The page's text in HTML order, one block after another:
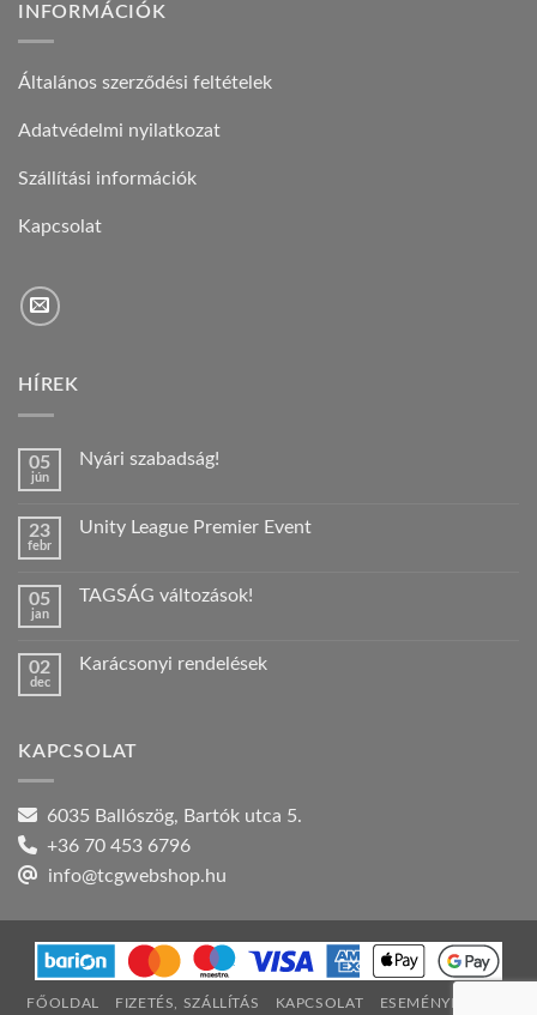
INFORMÁCIÓK
Általános szerződési feltételek
Adatvédelmi nyilatkozat
Szállítási információk
Kapcsolat
HÍREK
05
jún
Nyári szabadság!
Nyári
23
febr
Unity League Premier Event
Unity
bejegyzéshez
05
jan
TAGSÁG változások!
TAGSÁG
02
dec
Karácsonyi rendelések
rendelések
KAPCSOLAT
6035 Ballószög, Bartók utca 5.
+36 70 453 6796
info@tcgwebshop.hu
FŐOLDAL FIZETÉS, SZÁLLÍTÁS KAPCSOLAT ESEMÉNYNAPTÁR